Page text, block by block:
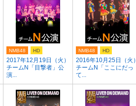
2017年12月19日（火）
チームN「目撃者」公
演...
NMB48 HD
2016年10月25日（火）
チームN「ここにだっ
て...
NMB48 HD